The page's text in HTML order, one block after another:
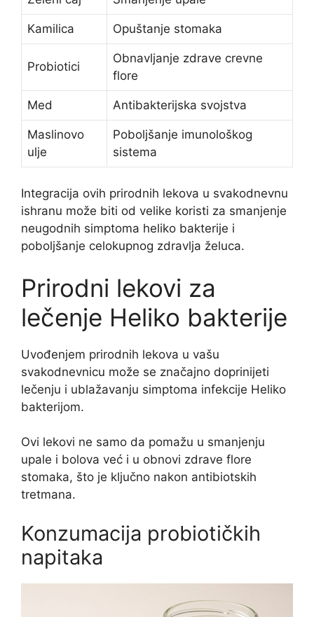
Kamilica Opuštanje stomaka
Probiotici
Obnavljanje zdrave crevne
flore
Med Antibakterijska svojstva
Maslinovo
ulje
Poboljšanje imunološkog
sistema
Integracija ovih prirodnih lekova u svakodnevnu
ishranu može biti od velike koristi za smanjenje
neugodnih simptoma heliko bakterije i
poboljšanje celokupnog zdravlja želuca.
Prirodni lekovi za
lečenje Heliko bakterije
Uvođenjem prirodnih lekova u vašu
svakodnevnicu može se značajno doprinijeti
lečenju i ublažavanju simptoma infekcije Heliko
bakterijom.
Ovi lekovi ne samo da pomažu u smanjenju
upale i bolova već i u obnovi zdrave flore
stomaka, što je ključno nakon antibiotskih
tretmana.
Konzumacija probiotičkih
napitaka